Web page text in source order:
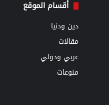
أقسام الموقع
دين ودنيا
مقالات
عربي ودولي
منوعات